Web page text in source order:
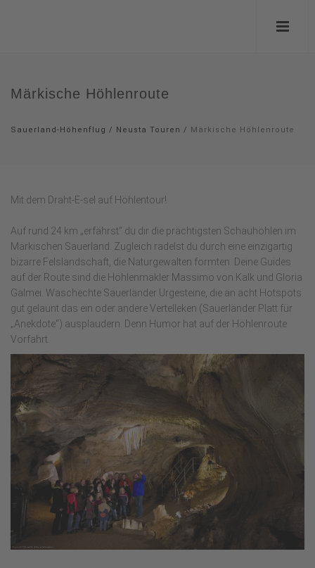
Märkische Höhlenroute
Sauerland-Höhenflug / Neusta Touren / Märkische Höhlenroute
Mit dem Draht-E-sel auf Höhlentour!
Auf rund 24 km „erfährst“ du dir die prächtigsten Schauhöhlen im
Märkischen Sauerland. Zugleich radelst du durch eine einzigartig
bizarre Felslandschaft, die Naturgewalten formten. Deine Guides
auf der Route sind die Höhlenmakler Massimo von Kalk und Gloria
Galmei. Waschechte Sauerländer Urgesteine, die an acht Hotspots
gut gelaunt das ein oder andere Vertelleken (Sauerländer Platt für
„Anekdote“) ausplaudern. Denn Humor hat auf der Höhlenroute
Vorfahrt.